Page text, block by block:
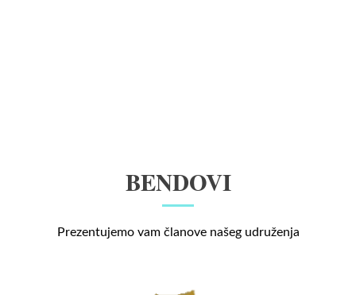
BENDOVI
Prezentujemo vam članove našeg udruženja